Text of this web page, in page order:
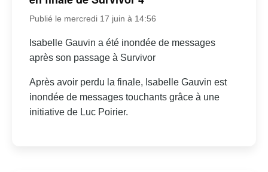
Publié le mercredi 17 juin à 14:56
Isabelle Gauvin a été inondée de messages
après son passage à Survivor
Après avoir perdu la finale, Isabelle Gauvin est
inondée de messages touchants grâce à une
initiative de Luc Poirier.